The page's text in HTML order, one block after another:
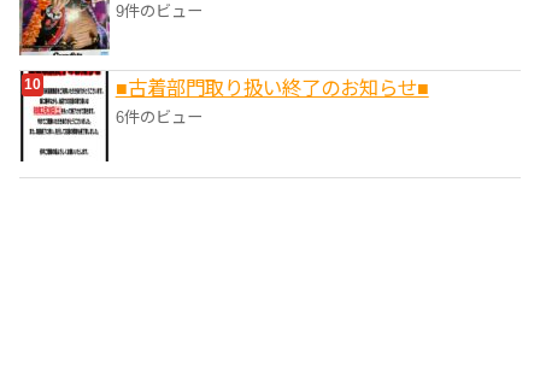
9件のビュー
■‎古着部門取り扱い終了のお知らせ■
6件のビュー